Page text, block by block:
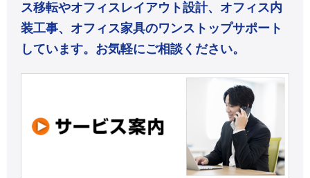
ス移転やオフィスレイアウト設計、オフィス内
装工事、オフィス家具のワンストップサポート
しています。お気軽にご相談ください。